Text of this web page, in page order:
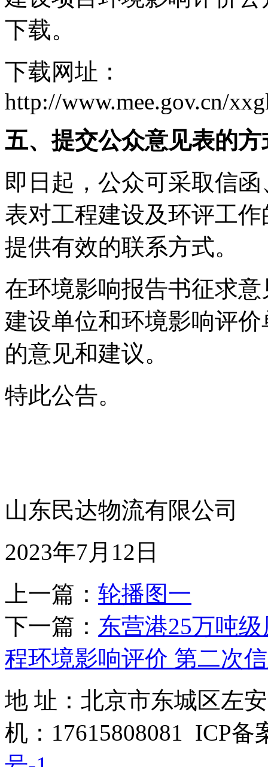
下载。
下载网址：
http://www.mee.gov.cn/
五、提交公众意见表的
即日起，公众可采取信
表对工程建设及环评工
提供有效的联系方式。
在环境影响报告书征求
建设单位和环境影响评
的意见和建议。
特此公告。
山东民达物流有限公司
2023年7月12日
上一篇： 轮播图一
下一篇： 东营港25万吨
程环境影响评价 第二次
地 址：北京市东城区左
机：17615808081 ICP备